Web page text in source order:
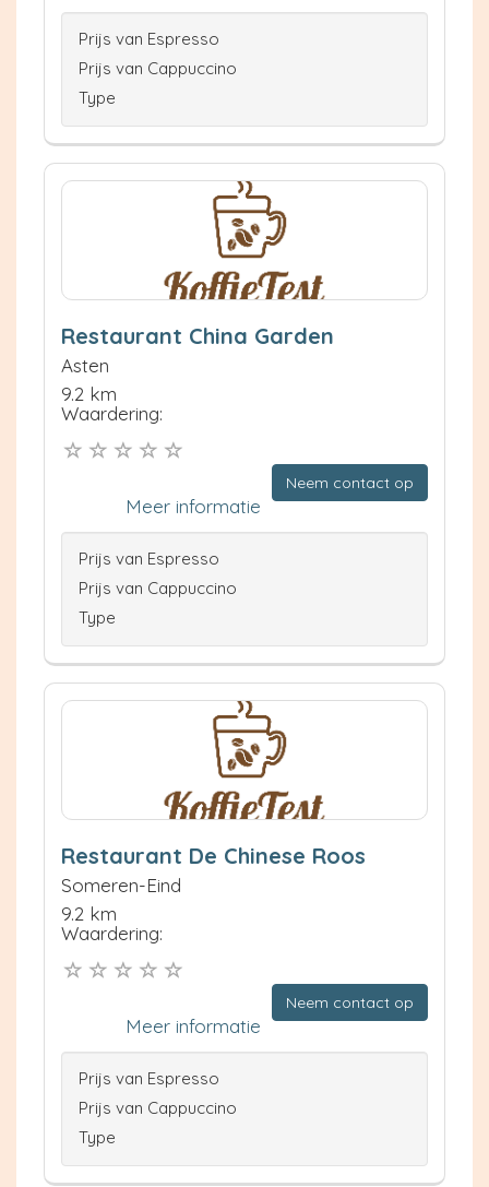
Prijs van Espresso
Prijs van Cappuccino
Type
Restaurant China Garden
Asten
9.2 km
Waardering:
Neem contact op
Meer informatie
Prijs van Espresso
Prijs van Cappuccino
Type
Restaurant De Chinese Roos
Someren-Eind
9.2 km
Waardering:
Neem contact op
Meer informatie
Prijs van Espresso
Prijs van Cappuccino
Type